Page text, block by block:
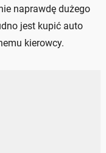
naprawdę dużego
jest kupić auto
kierowcy.